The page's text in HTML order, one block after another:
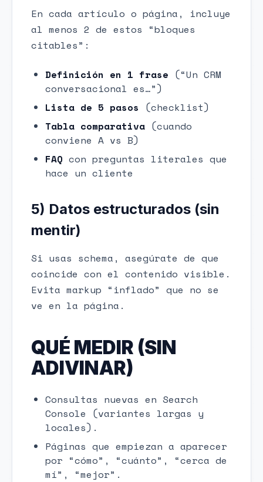
En cada artículo o página, incluye
al menos 2 de estos “bloques
citables”:
Definición en 1 frase (“Un CRM
conversacional es…”)
Lista de 5 pasos (checklist)
Tabla comparativa (cuando
conviene A vs B)
FAQ con preguntas literales que
hace un cliente
5) Datos estructurados (sin
mentir)
Si usas schema, asegúrate de que
coincide con el contenido visible.
Evita markup “inflado” que no se
ve en la página.
QUÉ MEDIR (SIN
ADIVINAR)
Consultas nuevas en Search
Console (variantes largas y
locales).
Páginas que empiezan a aparecer
por “cómo”, “cuánto”, “cerca de
mí”, “mejor”.